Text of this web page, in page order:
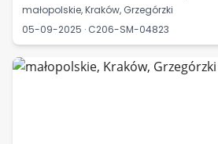
małopolskie, Kraków, Grzegórzki
05-09-2025 · C206-SM-04823